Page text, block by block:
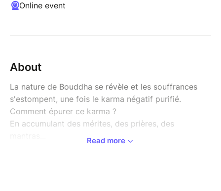
Online event
About
La nature de Bouddha se révèle et les souffrances
s'estompent, une fois le karma négatif purifié.
Comment épurer ce karma ?
En accumulant des mérites, des prières, des
Read more